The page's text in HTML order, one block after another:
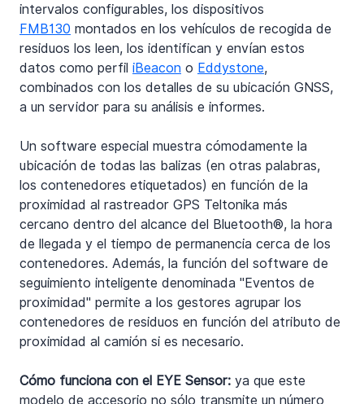
intervalos configurables, los dispositivos
FMB130 montados en los vehículos de recogida de
residuos los leen, los identifican y envían estos
datos como perfil iBeacon o Eddystone,
combinados con los detalles de su ubicación GNSS,
a un servidor para su análisis e informes.
Un software especial muestra cómodamente la
ubicación de todas las balizas (en otras palabras,
los contenedores etiquetados) en función de la
proximidad al rastreador GPS Teltonika más
cercano dentro del alcance del Bluetooth®, la hora
de llegada y el tiempo de permanencia cerca de los
contenedores. Además, la función del software de
seguimiento inteligente denominada "Eventos de
proximidad" permite a los gestores agrupar los
contenedores de residuos en función del atributo de
proximidad al camión si es necesario.
Cómo funciona con el EYE Sensor: ya que este
modelo de accesorio no sólo transmite un número